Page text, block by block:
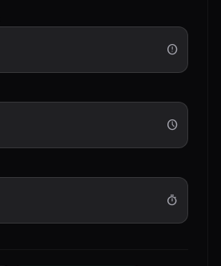
error_outline
schedule
timer